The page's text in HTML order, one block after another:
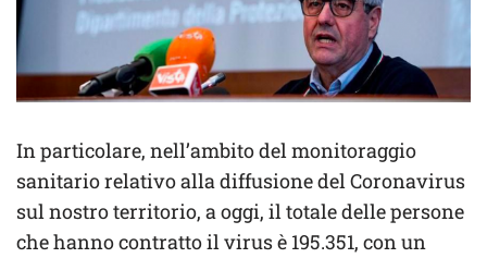
In particolare, nell’ambito del monitoraggio
sanitario relativo alla diffusione del Coronavirus
sul nostro territorio, a oggi, il totale delle persone
che hanno contratto il virus è 195.351, con un